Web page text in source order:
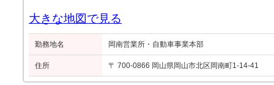
大きな地図で見る
勤務地名 岡南営業所・自動車事業本部
住所 〒 700-0866 岡山県岡山市北区岡南町1-14-41